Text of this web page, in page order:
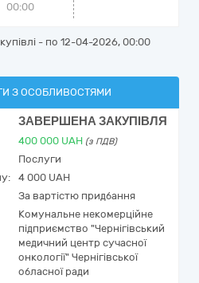
00:00
- по 12-04-2026, 00:00
З ОСОБЛИВОСТЯМИ
ЗАВЕРШЕНА ЗАКУПІВЛЯ
400 000 UAH (з ПДВ)
Послуги
4 000 UAH
За вартістю придбання
Комунальне некомерційне
підприємство "Чернігівський
медичний центр сучасної
онкології" Чернігівської
обласної ради